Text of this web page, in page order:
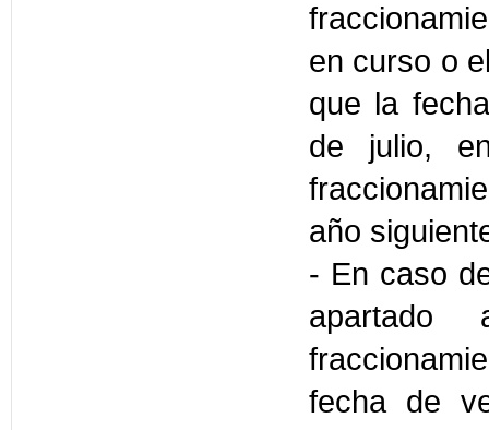
en curso o
que la
de julio,
año
- En caso
apartado
fecha de